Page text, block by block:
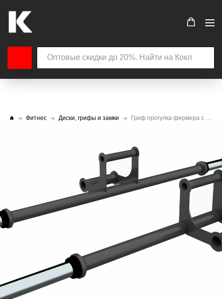
Фитнес Диски, грифы и замки